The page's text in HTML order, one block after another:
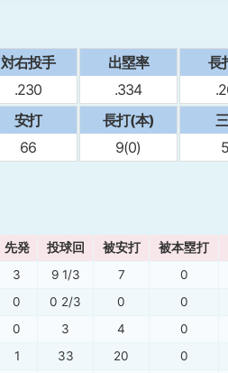
対右投手
.230
出塁率
.334
⻑
安打
66
⻑打(本)
9(0)
先発 投球回 被安打 被本塁打
3 9 1/3 7 0
0 0 2/3 0 0
0 3 4 0
1 33 20 0